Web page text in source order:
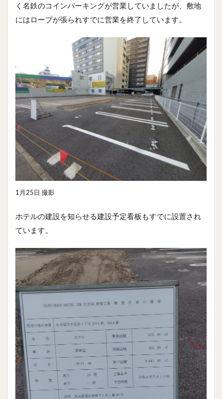
く名鉄のコインパーキングが営業していましたが、敷地
にはロープが張られすでに営業を終了しています。
1月25日 撮影
ホテルの建設を知らせる建設予定看板もすでに設置され
ています。